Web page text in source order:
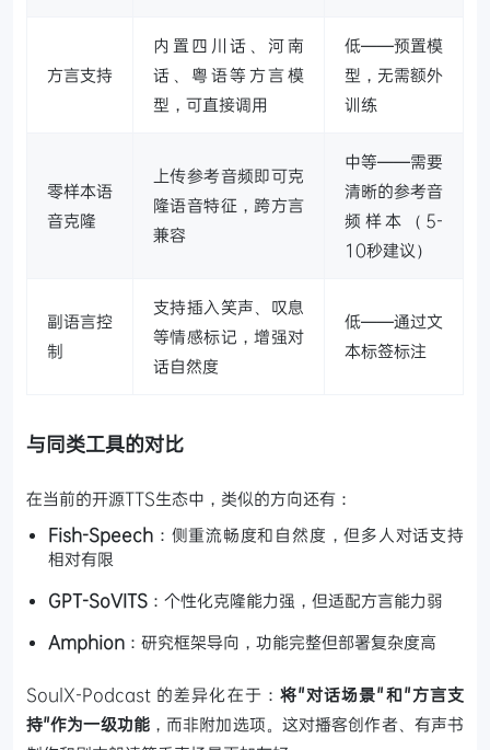
方言支持
内置四川话、河南
话、粤语等方言模
型，可直接调用
低——预置模
型，无需额外
训练
零样本语
音克隆
上传参考音频即可克
隆语音特征，跨方言
兼容
中等——需要
清晰的参考音
频样本（5-
10秒建议）
副语言控
制
支持插入笑声、叹息
等情感标记，增强对
话自然度
低——通过文
本标签标注
与同类工具的对比
在当前的开源TTS生态中，类似的方向还有：
Fish-Speech ：侧重流畅度和自然度，但多人对话支持
相对有限
GPT-SoVITS ：个性化克隆能力强，但适配方言能力弱
Amphion ：研究框架导向，功能完整但部署复杂度高
SoulX-Podcast 的差异化在于： 将"对话场景"和"方言支
持"作为一级功能，而非附加选项。这对播客创作者、有声书